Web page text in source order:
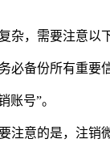
，需要注意以
必备份所有重要信
账号”。
注意的是，注销